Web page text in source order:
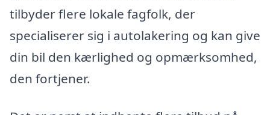
tilbyder flere lokale fagfolk, der
specialiserer sig i autolakering og kan give
din bil den kærlighed og opmærksomhed,
den fortjener.